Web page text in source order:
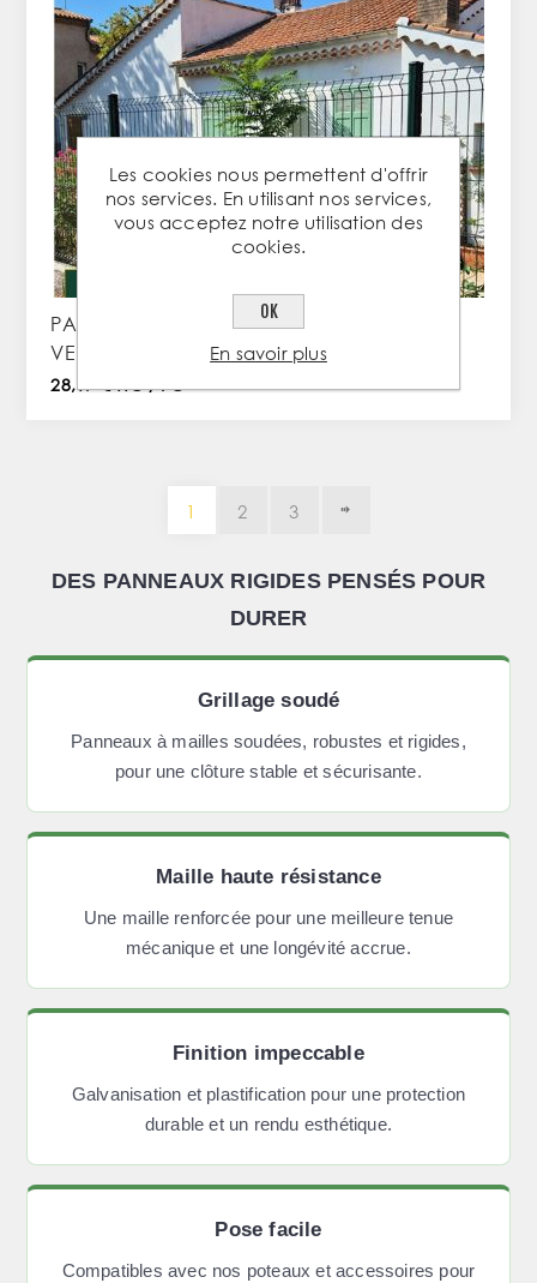
PANNEAUX MEDIUM 3D Fils 5/4 – H.1m73 –
VERT RAL 6005
28,17 € TTC / PC
1 2 3
DES PANNEAUX RIGIDES PENSÉS POUR
DURER
Grillage soudé
Panneaux à mailles soudées, robustes et rigides,
pour une clôture stable et sécurisante.
Maille haute résistance
Une maille renforcée pour une meilleure tenue
mécanique et une longévité accrue.
Finition impeccable
Galvanisation et plastification pour une protection
durable et un rendu esthétique.
Pose facile
Compatibles avec nos poteaux et accessoires pour
Les cookies nous permettent d'offrir
nos services. En utilisant nos services,
vous acceptez notre utilisation des
cookies.
OK
En savoir plus